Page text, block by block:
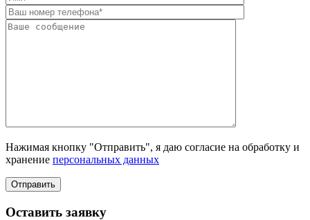
Нажимая кнопку "Отправить", я даю согласие на обработку и
хранение персональных данных
Отправить
Оставить заявку